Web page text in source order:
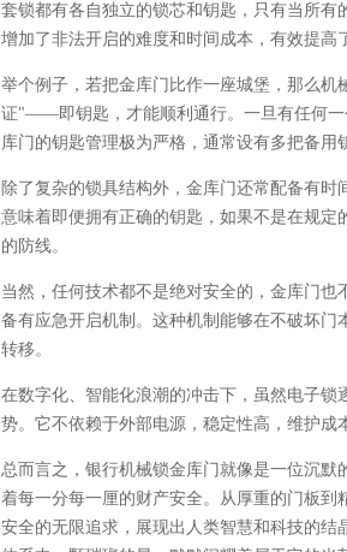
套锁都有各自独立的锁芯和钥匙，只有当所
增加了非法开启的难度和时间成本，有效提高
举个例子，若把金库门比作一座城堡，那么
证"——即钥匙，才能顺利通行。一旦有任何一
库门的钥匙管理极为严格，通常设有多把备用
除了复杂的锁具结构外，金库门还常配备有
意味着即便拥有正确的钥匙，如果不是在规定
的防线。
当然，任何技术都不是绝对安全的，金库门
备有应急开启机制。这种机制能够在不破坏
转移。
在数字化、智能化浪潮的冲击下，虽然电子
势。它不依赖于外部电源，稳定性高，维护成
总而言之，银行机械锁金库门就像是一位沉
着每一分每一厘的财产安全。从厚重的门板
安全的无限追求，展现出人类智慧和科技的